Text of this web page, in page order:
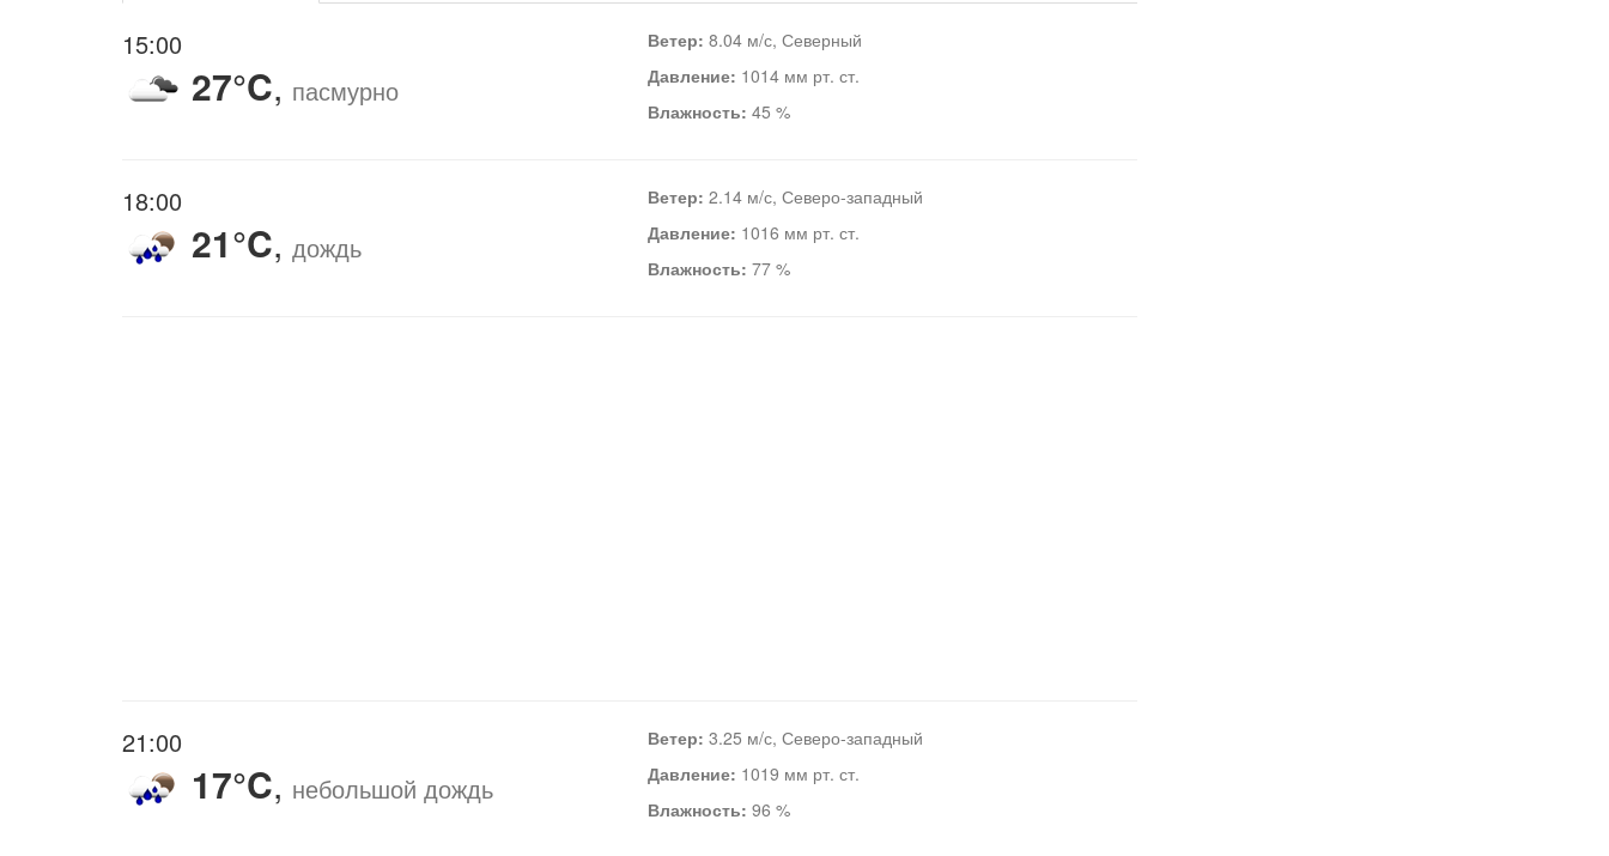
15:00
27°C, пасмурно
Ветер: 8.04 м/с, Северный
Давление: 1014 мм рт. ст.
Влажность: 45 %
18:00
21°C, дождь
Ветер: 2.14 м/с, Северо-западный
Давление: 1016 мм рт. ст.
Влажность: 77 %
21:00
17°C, небольшой дождь
Ветер: 3.25 м/с, Северо-западный
Давление: 1019 мм рт. ст.
Влажность: 96 %